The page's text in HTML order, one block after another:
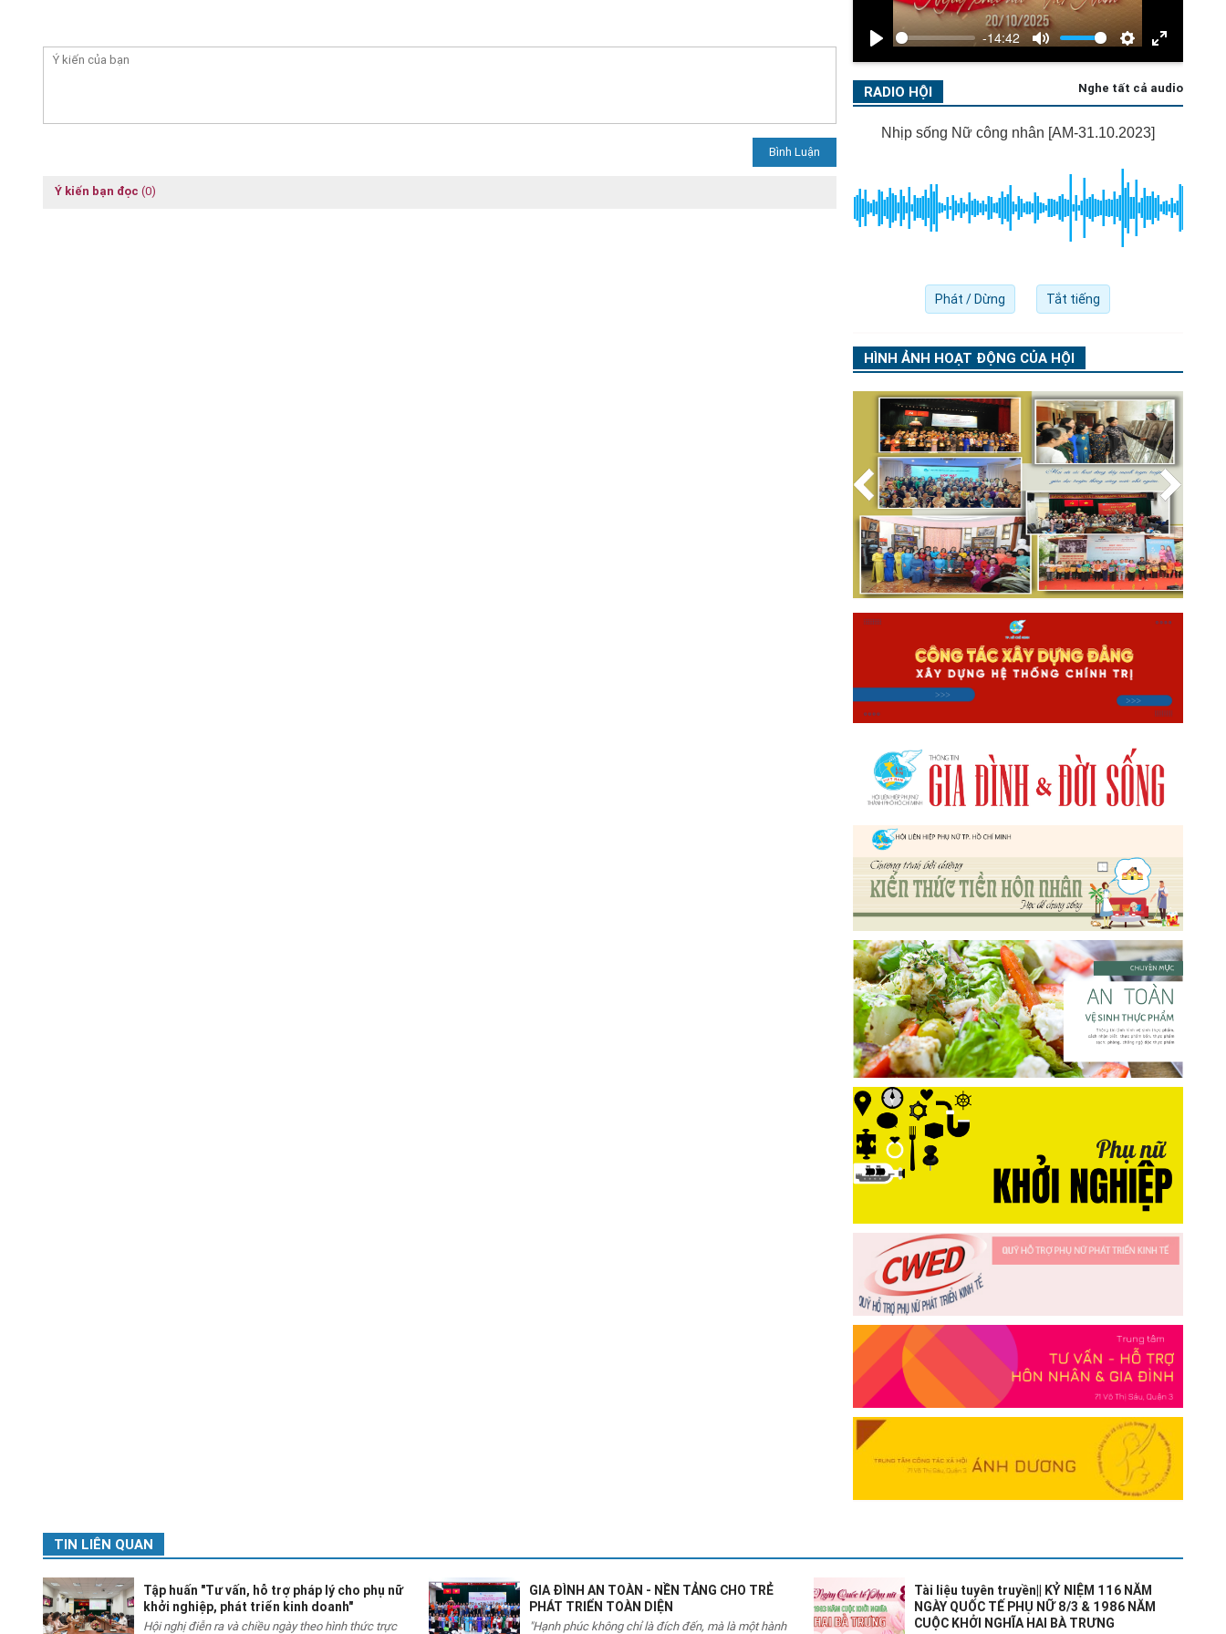
Ý kiến bạn đọc (0)
-14:42
RADIO HỘI Nghe tất cả audio
Nhịp sống Nữ công nhân [AM-31.10.2023]
Phát /Dừng Tắt tiếng
HÌNH ẢNH HOẠT ĐỘNG CỦA HỘI
TIN LIÊN QUAN
Tập huấn "Tư vấn, hỗ trợ pháp lý cho phụ nữ
khởi nghiệp, phát triển kinh doanh"
Hội nghị điễn ra và chiều ngày theo hình thức trực
GIA ĐÌNH AN TOÀN - NỀN TẢNG CHO TRẺ
PHÁT TRIỂN TOÀN DIỆN
"Hạnh phúc không chỉ là đích đến, mà là một hành
Tài liệu tuyên truyền|| KỶ NIỆM 116 NĂM
NGÀY QUỐC TẾ PHỤ NỮ 8/3 & 1986 NĂM
CUỘC KHỞI NGHĨA HAI BÀ TRƯNG